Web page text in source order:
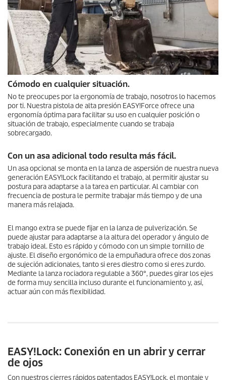
Cómodo en cualquier situación.
No te preocupes por la ergonomía de trabajo, nosotros lo hacemos
por ti. Nuestra pistola de alta presión EASY!Force ofrece una
ergonomía óptima para facilitar su uso en cualquier posición o
situación de trabajo, especialmente cuando se trabaja
sobrecargado.
Con un asa adicional todo resulta más fácil.
Un asa opcional se monta en la lanza de aspersión de nuestra nueva
generación EASY!Lockfacilitando el trabajo, al permitir ajustar su
postura para adaptarse a la tarea en particular. Al cambiar con
frecuencia de postura le permite trabajar más tiempo y de una
manera más relajada.
El mango extra se puede fijar en la lanza de pulverización. Se
puede ajustar para adaptarse a la altura del operador y ángulo de
trabajo ideal. Esto es rápido y cómodo con un simple tornillo de
ajuste. El diseño ergonómico de la empuñadura ofrece dos zonas
de sujeción adicionales, tanto si eres diestro como si eres zurdo.
Mediante la lanza rociadora regulable a 360°, puedes girar los ejes
de forma muy sencilla incluso durante el funcionamiento y, así,
actuar aún con más flexibilidad.
EASY!Lock: Conexión en un abrir y cerrar
de ojos
Con nuestros cierres rápidos patentados EASY!Lock, el montaje y